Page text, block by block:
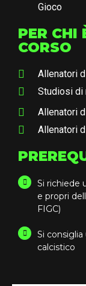
Gioco
PER CHI
CORSO
Allenatori
Studiosi di
Allenatori
Allenatori
Si richiede
e propri
FIGC)
Si
calcistico